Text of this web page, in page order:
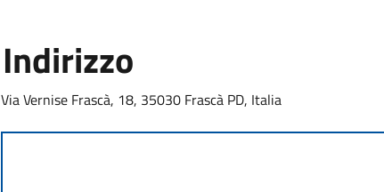
Indirizzo
Via Vernise Frascà, 18, 35030 Frascà PD, Italia